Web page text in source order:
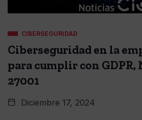
CIBERSEGURIDAD
Ciberseguridad en la
para cumplir con GDPR,
27001
Diciembre 17, 2024